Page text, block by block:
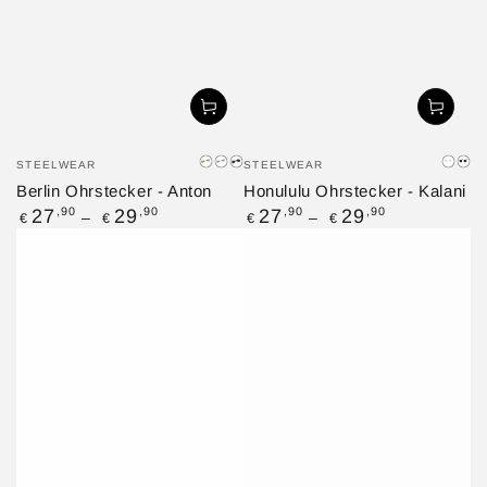
Verkäufer/in:
STEELWEAR Gold
Silber
Schwarz
Berlin Ohrstecker - Anton
Regulärer
€ 27 ,90 € 29 ,90
Verkäufer/in:
STEELWEAR
Honululu Ohrstecker - Kalani
Regulärer
€ 27 ,90 € 29 ,90